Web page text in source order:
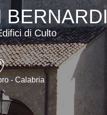
di Culto
- Calabria